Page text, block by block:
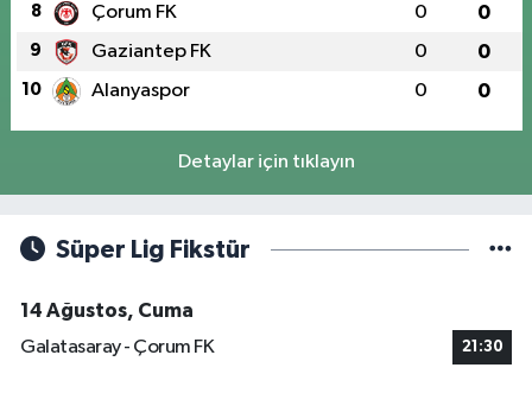
8 Çorum FK 0 0
9 Gaziantep FK 0 0
10 Alanyaspor 0 0
Detaylar için tıklayın
Süper Lig Fikstür
14 Ağustos, Cuma
Galatasaray - Çorum FK
21:30